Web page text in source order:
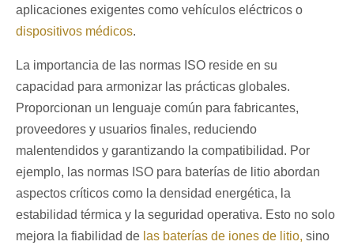
aplicaciones exigentes como vehículos eléctricos o
dispositivos médicos.
La importancia de las normas ISO reside en su
capacidad para armonizar las prácticas globales.
Proporcionan un lenguaje común para fabricantes,
proveedores y usuarios finales, reduciendo
malentendidos y garantizando la compatibilidad. Por
ejemplo, las normas ISO para baterías de litio abordan
aspectos críticos como la densidad energética, la
estabilidad térmica y la seguridad operativa. Esto no solo
mejora la fiabilidad de las baterías de iones de litio, sino